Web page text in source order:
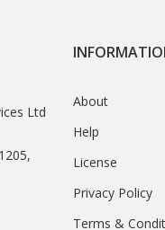
Ltd
About
Help
License
Privacy Policy
Terms &